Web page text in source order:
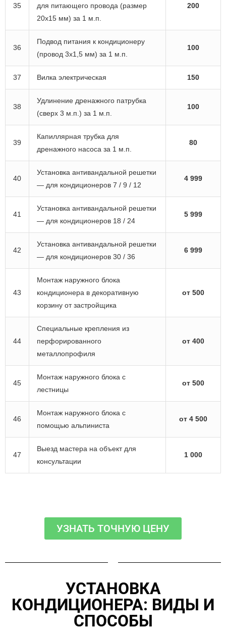
35
для питающего провода (размер
20х15 мм) за 1 м.п.
200
36
Подвод питания к кондиционеру
(провод 3х1,5 мм) за 1 м.п.
100
37 Вилка электрическая 150
38
Удлинение дренажного патрубка
(сверх 3 м.п.) за 1 м.п.
100
39
Капиллярная трубка для
дренажного насоса за 1 м.п.
80
40
Установка антивандальной решетки
— для кондиционеров 7 / 9 / 12
4 999
41
Установка антивандальной решетки
— для кондиционеров 18 / 24
5 999
42
Установка антивандальной решетки
— для кондиционеров 30 / 36
6 999
43
Монтаж наружного блока
кондиционера в декоративную
корзину от застройщика
от 500
44
Специальные крепления из
перфорированного
металлопрофиля
от 400
45
Монтаж наружного блока с
лестницы
от 500
46
Монтаж наружного блока с
помощью альпиниста
от 4 500
47
Выезд мастера на объект для
консультации
1 000
УЗНАТЬ ТОЧНУЮ ЦЕНУ
УСТАНОВКА
КОНДИЦИОНЕРА: ВИДЫ И
СПОСОБЫ